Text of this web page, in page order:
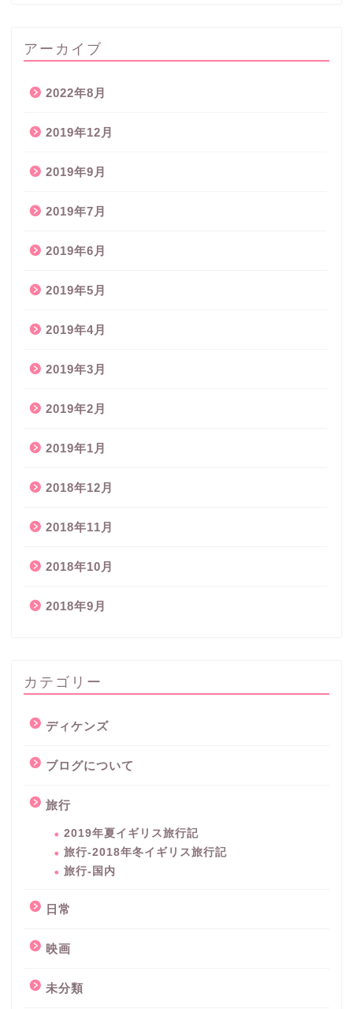
アーカイブ
2022年8月
2019年12月
2019年9月
2019年7月
2019年6月
2019年5月
2019年4月
2019年3月
2019年2月
2019年1月
2018年12月
2018年11月
2018年10月
2018年9月
カテゴリー
ディケンズ
ブログについて
旅行
2019年夏イギリス旅行記
旅行-2018年冬イギリス旅行記
旅行-国内
日常
映画
未分類